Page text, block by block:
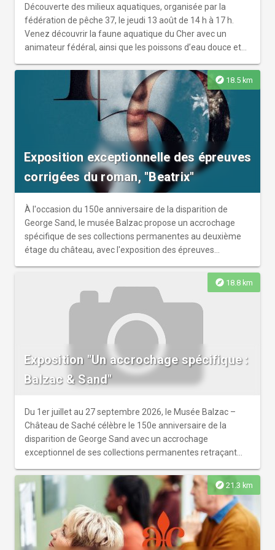
Découverte des milieux aquatiques, organisée par la
fédération de pêche 37, le jeudi 13 août de 14 h à 17 h.
Venez découvrir la faune aquatique du Cher avec un
animateur fédéral, ainsi que les poissons d’eau douce et
explore 18.5 km
Exposition exceptionnelle des épreuves
corrigées du roman, "Beatrix"
À l'occasion du 150e anniversaire de la disparition de
George Sand, le musée Balzac propose un accrochage
spécifique de ses collections permanentes au deuxième
étage du château, avec l'exposition des épreuves
explore 18.8 km
Exposition "Un accrochage spécifique :
Balzac & Sand"
Du 1er juillet au 27 septembre 2026, le Musée Balzac –
Château de Saché célèbre le 150e anniversaire de la
disparition de George Sand avec un accrochage
exceptionnel de ses collections permanentes retraçant
française.
explore 21.3 km